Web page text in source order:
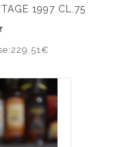
1997 CL.75